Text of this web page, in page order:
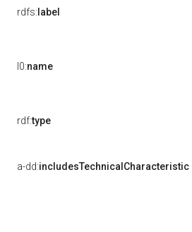
rdfs: label
l0:name
rdf:type
a-dd:includesTechnicalCharacteristic